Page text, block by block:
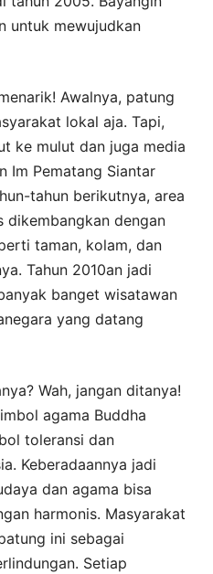
untuk mewujudkan
Awalnya, patung
lokal aja. Tapi,
ke mulut dan juga media
Im Pematang Siantar
tahun berikutnya, area
dikembangkan dengan
taman, kolam, dan
Tahun 2010an jadi
banget wisatawan
yang datang
Wah, jangan ditanya!
agama Buddha
toleransi dan
Keberadaannya jadi
dan agama bisa
harmonis. Masyarakat
ini sebagai
Setiap